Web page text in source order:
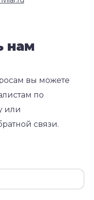
нам
вы можете
по
или
связи.